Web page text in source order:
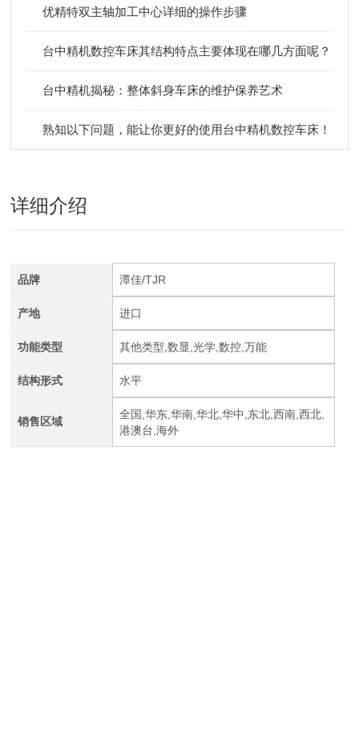
优精特双主轴加工中心详细的操作步骤
台中精机数控车床其结构特点主要体现在哪几方面呢？
台中精机揭秘：整体斜身车床的维护保养艺术
熟知以下问题，能让你更好的使用台中精机数控车床！
详细介绍
品牌 潭佳/TJR
产地 进口
功能类型 其他类型,数显,光学,数控,万能
结构形式 水平
销售区域
全国,华东,华南,华北,华中,东北,西南,西北,
港澳台,海外